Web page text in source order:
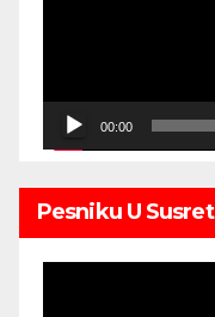
00:00
Pesniku U Susret